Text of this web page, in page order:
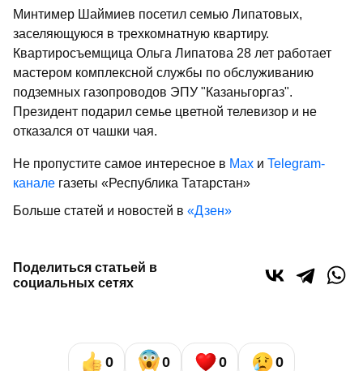
Минтимер Шаймиев посетил семью Липатовых,
заселяющуюся в трехкомнатную квартиру.
Квартиросъемщица Ольга Липатова 28 лет работает
мастером комплексной службы по обслуживанию
подземных газопроводов ЭПУ "Казаньгоргаз".
Президент подарил семье цветной телевизор и не
отказался от чашки чая.
Не пропустите самое интересное в Max и Telegram-
канале газеты «Республика Татарстан»
Больше статей и новостей в «Дзен»
Поделиться статьей в
социальных сетях
0 0 0 0